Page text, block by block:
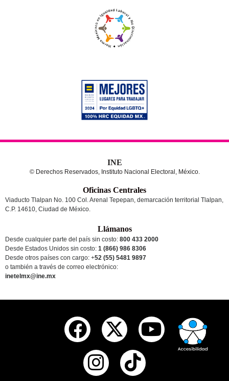
INE
© Derechos Reservados, Instituto Nacional Electoral, México.
Oficinas Centrales
Viaducto Tlalpan No. 100 Col. Arenal Tepepan, demarcación territorial Tlalpan,
C.P. 14610, Ciudad de México.
Llámanos
Desde cualquier parte del país sin costo: 800 433 2000
Desde Estados Unidos sin costo: 1 (866) 986 8306
Desde otros países con cargo: +52 (55) 5481 9897
o también a través de correo electrónico:
inetelmx@ine.mx